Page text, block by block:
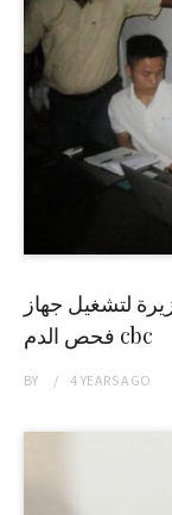
لتشغيل جهاز
فحص الدم cbc
BY 4 YEARSAGO